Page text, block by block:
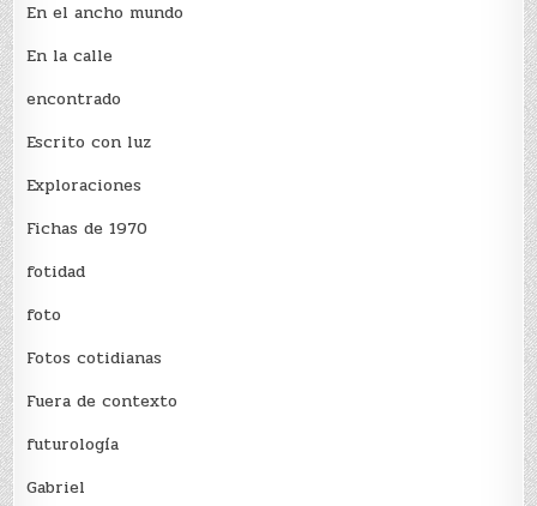
En el ancho mundo
En la calle
encontrado
Escrito con luz
Exploraciones
Fichas de 1970
fotidad
foto
Fotos cotidianas
Fuera de contexto
futurología
Gabriel